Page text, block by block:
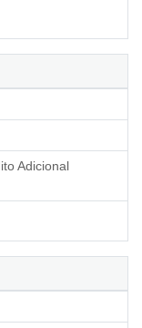
Adicional